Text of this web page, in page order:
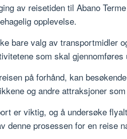
av reisetiden til Abano
opplevelse.
bare valg av transportmidler
som skal gjennomføres
på forhånd, kan
og andre attraksjoner
er viktig, og å undersøke
denne prosessen for en reise